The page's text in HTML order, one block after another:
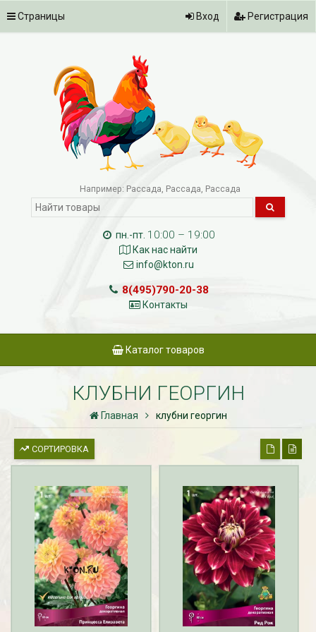
Страницы Вход Регистрация
Например: Рассада Рассада Рассада
пн.-пт. 10:00 – 19:00
Как нас найти
info@kton.ru
8(495)790-20-38
Контакты
Каталог товаров
КЛУБНИ ГЕОРГИН
Главная клубни георгин
СОРТИРОВКА